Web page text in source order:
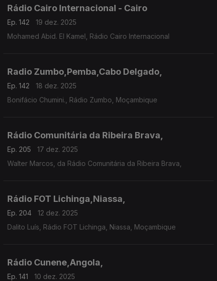
Rádio Cairo Internacional - Cairo
Ep. 142
19 dez. 2025
Mohamed Abid. El Kamel, Rádio Cairo Internacional
Radio Zumbo,Pemba,Cabo Delgado,
Ep. 142
18 dez. 2025
Bonifácio Chumini., Rádio Zumbo, Moçambique
Rádio Comunitária da Ribeira Brava,
Ep. 205
17 dez. 2025
Walter Marcos, da Rádio Comunitária da Ribeira Brava,
Rádio FOT Lichinga,Niassa,
Ep. 204
12 dez. 2025
Dalito Luís, Rádio FOT Lichinga, Niassa, Moçambique
Rádio Cunene,Angola,
Ep. 141
10 dez. 2025